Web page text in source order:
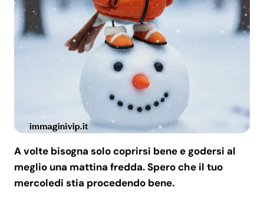
A volte bisogna solo coprirsi bene e godersi al
meglio una mattina fredda. Spero che il tuo
mercoledì stia procedendo bene.